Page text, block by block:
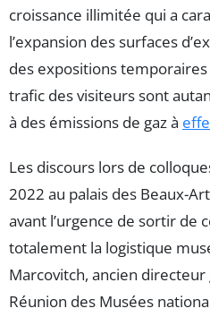
croissance illimitée qui a
l’expansion des surfaces
des expositions
trafic des visiteurs sont
à des émissions de gaz à
Les discours lors de
2022 au palais des Beaux-
avant l’urgence de sortir de
totalement la logistique
Marcovitch, ancien
Réunion des Musées